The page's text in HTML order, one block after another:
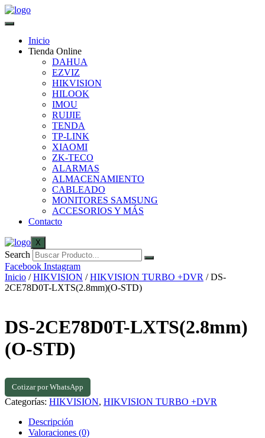
Inicio
Tienda Online
DAHUA
EZVIZ
HIKVISION
HILOOK
IMOU
RUIJIE
TENDA
TP-LINK
XIAOMI
ZK-TECO
ALARMAS
ALMACENAMIENTO
CABLEADO
MONITORES SAMSUNG
ACCESORIOS Y MÁS
Contacto
X
Search
Facebook Instagram
Inicio /HIKVISION /HIKVISION TURBO +DVR / DS-
2CE78D0T-LXTS(2.8mm)(O-STD)
DS-2CE78D0T-LXTS(2.8mm)
(O-STD)
Cotizar por WhatsApp
Categorías: HIKVISION, HIKVISION TURBO +DVR
Descripción
Valoraciones (0)